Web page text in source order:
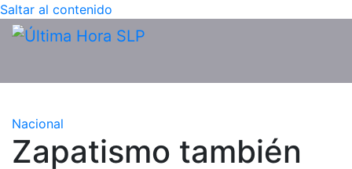
Saltar al contenido
Nacional
Zapatismo también